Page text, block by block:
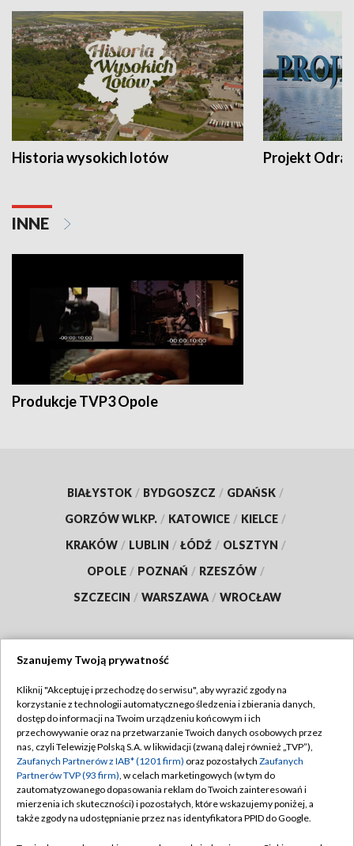
Historia wysokich lotów Projekt Odra
INNE
Produkcje TVP3 Opole
BIAŁYSTOK / BYDGOSZCZ / GDAŃSK /
GORZÓW WLKP. / KATOWICE / KIELCE /
KRAKÓW / LUBLIN / ŁÓDŹ / OLSZTYN /
OPOLE / POZNAŃ / RZESZÓW /
SZCZECIN / WARSZAWA / WROCŁAW
TVP
Abonament TVP
Emisja w TVP
Centrum informacji TVP
Naziemna Telewizja Cyfrowa
Regulamin TVP
Polityka prywatności
Moje zgody
Pomoc
Szanujemy Twoją prywatność
Kliknij "Akceptuję i przechodzę do serwisu", aby wyrazić zgody na
korzystanie z technologii automatycznego śledzenia i zbierania danych,
dostęp do informacji na Twoim urządzeniu końcowym i ich
przechowywanie oraz na przetwarzanie Twoich danych osobowych przez
nas, czyli Telewizję Polską S.A. w likwidacji (zwaną dalej również „TVP”),
Zaufanych Partnerów z IAB* (1201 firm) oraz pozostałych Zaufanych
Partnerów TVP (93 firm), w celach marketingowych (w tym do
zautomatyzowanego dopasowania reklam do Twoich zainteresowań i
mierzenia ich skuteczności) i pozostałych, które wskazujemy poniżej, a
także zgody na udostępnianie przez nas identyfikatora PPID do Google.